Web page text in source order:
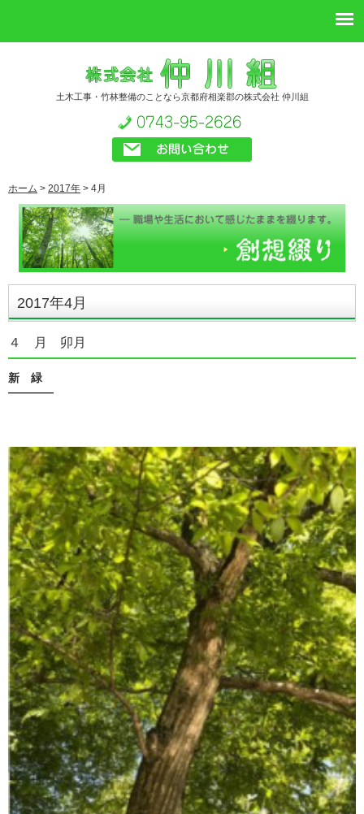
土木工事・竹林整備のことなら京都府相楽郡の株式会社 仲川組
ホーム > 2017年 > 4月
2017年4月
４ 月 卯月
新 緑
————